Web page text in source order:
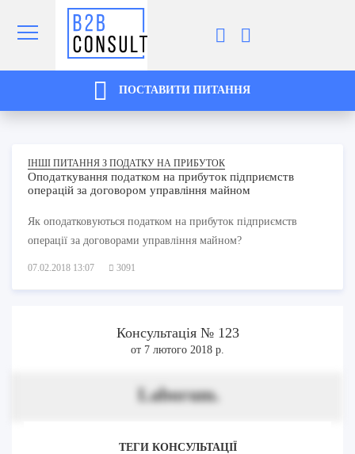
ПОСТАВИТИ ПИТАННЯ
ІНШІ ПИТАННЯ З ПОДАТКУ НА ПРИБУТОК
Оподаткування податком на прибуток підприємств
операцій за договором управління майном
Як оподатковуються податком на прибуток підприємств
операції за договорами управління майном?
07.02.2018 13:07 3091
Консультація № 123
от 7 лютого 2018 р.
Laborum.
ТЕГИ КОНСУЛЬТАЦІЇ